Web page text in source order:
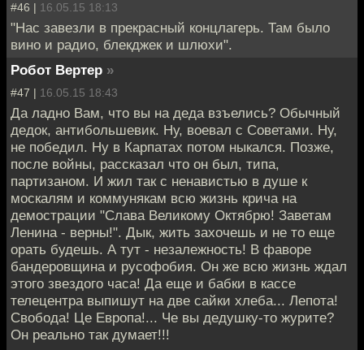
#46 | 16.05.15 18:13
"Нас завезли в прекрасный концлагерь. Там было
вино и радио, блекджек и шлюхи".
Робот Вертер »
#47 | 16.05.15 18:43
Да ладно Вам, что вы на деда взъелись? Обычный
дедок, антибольшевик. Ну, воевал с Советами. Ну,
не победил. Ну в Карпатах потом ныкался. Позже,
после войны, рассказал что он был, типа,
партизаном. И жил так с ненавистью в душе к
москалям и коммунякам всю жизнь крича на
демострации "Слава Великому Октябрю! Заветам
Ленина - верны!". Дык, жить захочешь и не то еще
орать будешь. А тут - незалежность! В фаворе
бандеровщина и русофобия. Он же всю жизнь ждал
этого звездого часа! Да еще и бабки в кассе
телецентра выпишут на две сайки хлеба... Лепота!
Свобода! Це Европа!... Че вы дедушку-то журите?
Он реально так думает!!!